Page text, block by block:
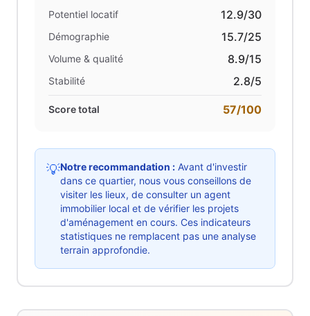
Potentiel locatif 12.9/30
Démographie 15.7/25
Volume & qualité 8.9/15
Stabilité 2.8/5
Score total 57/100
💡Notre recommandation : Avant d'investir
dans ce quartier, nous vous conseillons de
visiter les lieux, de consulter un agent
immobilier local et de vérifier les projets
d'aménagement en cours. Ces indicateurs
statistiques ne remplacent pas une analyse
terrain approfondie.